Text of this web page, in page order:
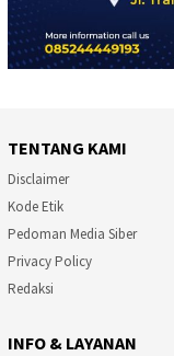
TENTANG KAMI
Disclaimer
Kode Etik
Pedoman Media Siber
Privacy Policy
Redaksi
INFO & LAYANAN